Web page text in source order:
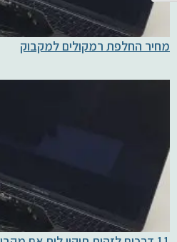
מחיר החלפת רמקולים למקבוק